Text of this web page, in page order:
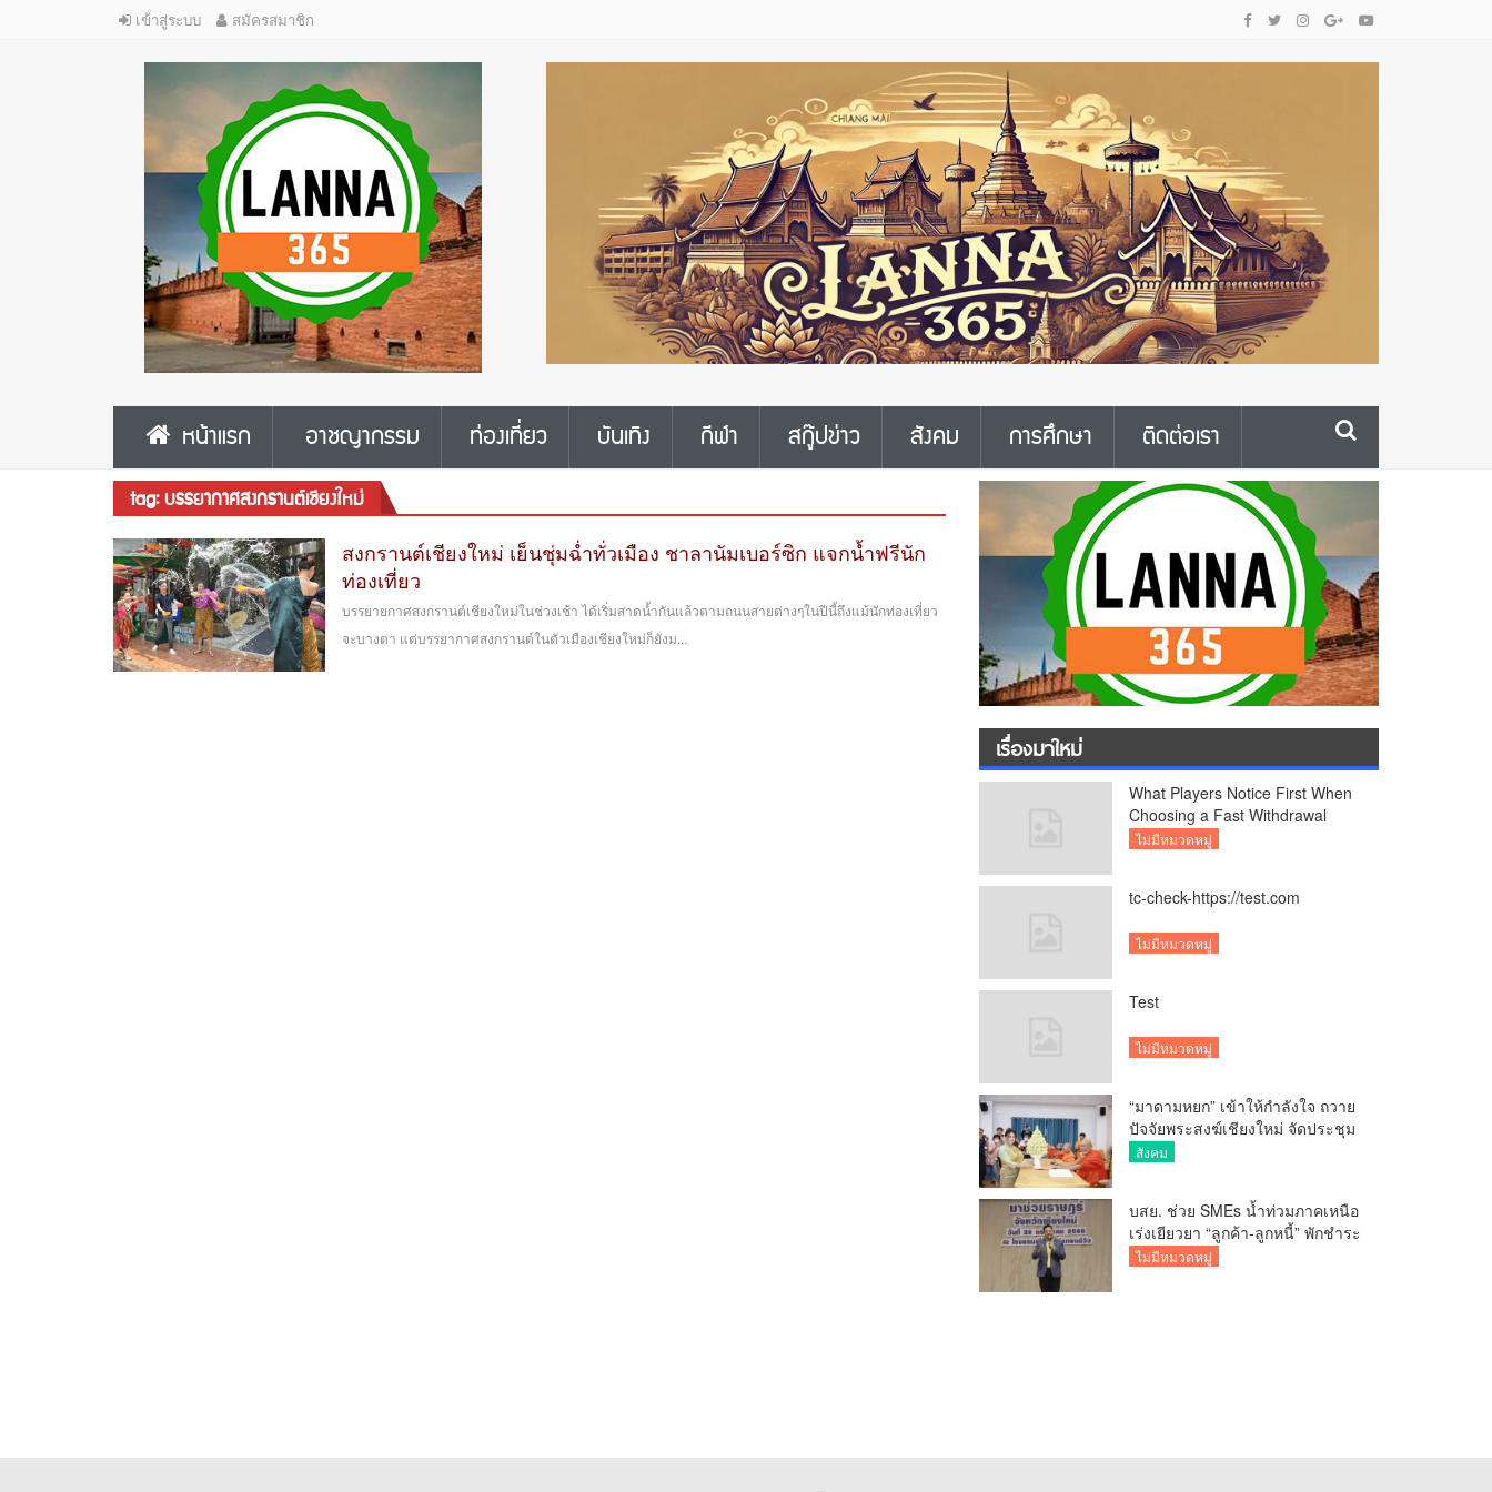
เข้าสู่ระบบ สมัครสมาชิก
หน้าแรก อาชญากรรม ท่องเที่ยว บันเทิง กีฬา สกู๊ปข่าว สังคม การศึกษา ติดต่อเรา
tag: บรรยากาศสงกรานต์เชียงใหม่
สงกรานต์เชียงใหม่ เย็นชุ่มฉ่ำทั่วเมือง ชาลานัมเบอร์ซิก แจกน้ำฟรีนัก
ท่องเที่ยว
บรรยายกาศสงกรานต์เชียงใหม่ในช่วงเช้า ได้เริ่มสาดน้ำกันแล้วตามถนนสายต่างๆในปีนี้ถึงแม้นักท่องเที่ยว
จะบางตา แต่บรรยากาศสงกรานต์ในตัวเมืองเชียงใหม่ก็ยังม...
เรื่องมาใหม่
What Players Notice First When
Choosing a Fast Withdrawal
Casino UK
ไม่มีหมวดหมู่
tc-check-https://test.com
ไม่มีหมวดหมู่
Test
ไม่มีหมวดหมู่
“มาดามหยก” เข้าให้กำลังใจ ถวาย
ปัจจัยพระสงฆ์เชียงใหม่ จัดประชุม
ทำบัญชีรายรับรายจ่ายของวัด กว่า
สังคม
บสย. ช่วย SMEs น้ำท่วมภาคเหนือ
เร่งเยียวยา “ลูกค้า-ลูกหนี้” พักชำระ
ค่าธรรมเนียม-ค่างวด
ไม่มีหมวดหมู่